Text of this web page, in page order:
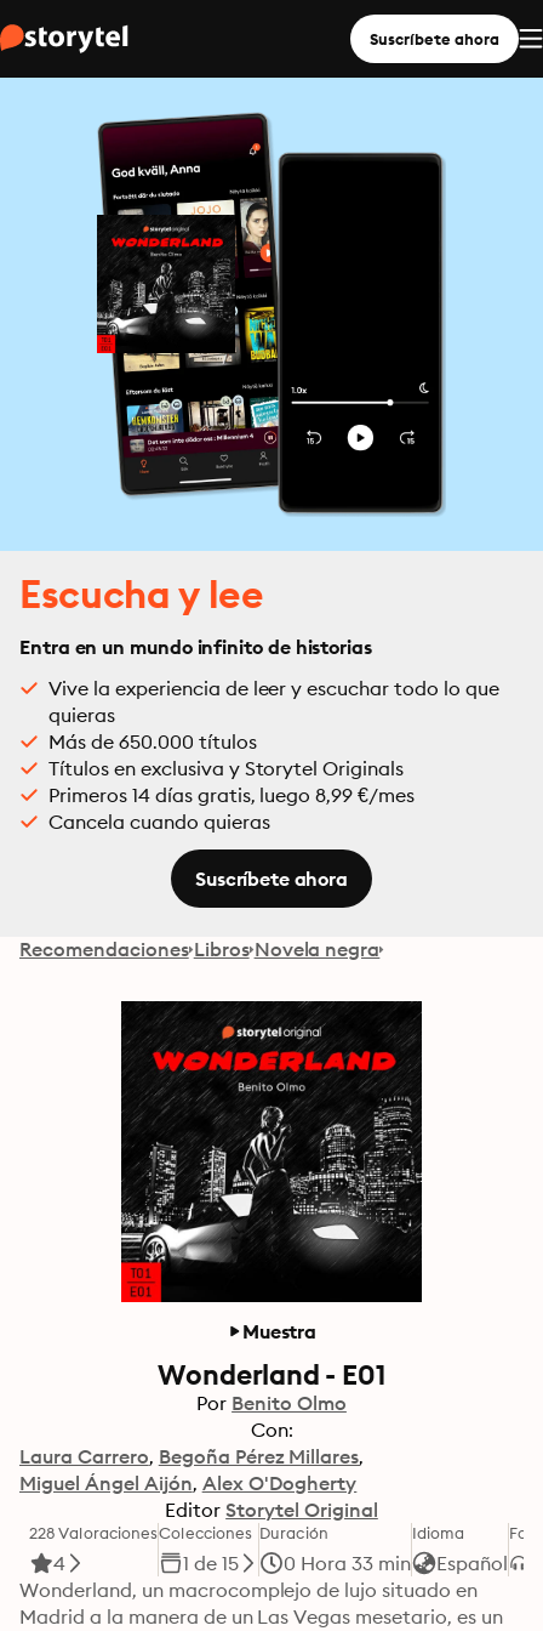
Suscríbete ahora
Escucha y lee
Entra en un mundo infinito de historias
Vive la experiencia de leer y escuchar todo lo que
quieras
Más de 650.000 títulos
Títulos en exclusiva y Storytel Originals
Primeros 14 días gratis, luego 8,99 €/mes
Cancela cuando quieras
Suscríbete ahora
Recomendaciones Libros Novela negra
Muestra
Wonderland - E01
Por Benito Olmo
Con:
Laura Carrero Begoña Pérez Millares
Miguel Ángel Aijón Alex O'Dogherty
Editor Storytel Original
228 Valoraciones
4
Colecciones
1 de 15
Duración
0 Hora 33 min
Idioma
Español
Wonderland, un macrocomplejo de lujo situado en
Madrid a la manera de un Las Vegas mesetario, es un